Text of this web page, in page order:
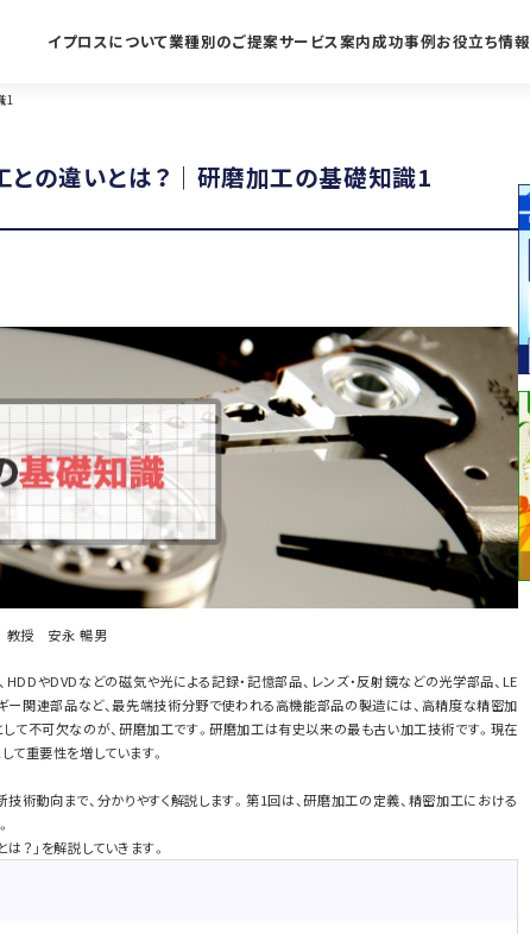
イプロスについて業種別のご提案サービス案内成功事例お役立ち情報
1
との違いとは？｜研磨加工の基礎知識1
教授 安永 暢男
HDDやDVDなどの磁気や光による記録・記憶部品、レンズ・反射鏡などの光学部品、LE
ー関連部品など、最先端技術分野で使われる高機能部品の製造には、高精度な精密加
て不可欠なのが、研磨加工です。研磨加工は有史以来の最も古い加工技術です。現在
て重要性を増しています。
術動向まで、分かりやすく解説します。第1回は、研磨加工の定義、精密加工における
？」を解説していきます。